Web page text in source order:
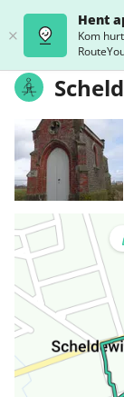
Hent
Kom